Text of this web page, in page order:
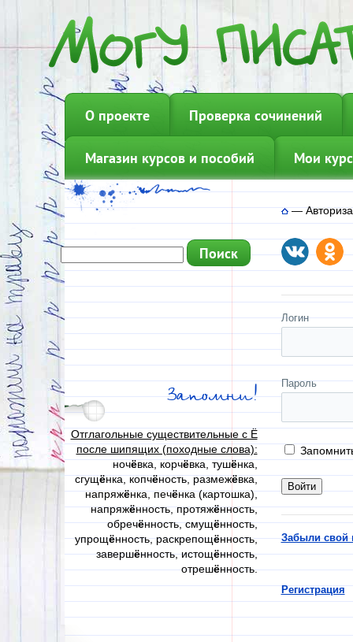
О проекте Проверка сочинений
Магазин курсов и пособий Мои
Запомни!
Отглагольные существительные с Ё
после шипящих (походные слова):
ночёвка, корчёвка, тушёнка,
сгущёнка, копчёность, размежёвка,
напряжёнка, печёнка (картошка),
напряжённость, протяжённость,
обречённость, смущённость,
упрощённость, раскрепощённость,
завершённость, истощённость,
отрешённость.
—
Логин
Пароль
Забыли свой
Регистрация